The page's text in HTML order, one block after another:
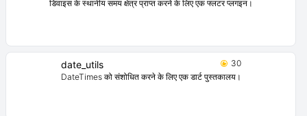
डिवाइस के स्थानीय समय क्षेत्र प्राप्त करने के लिए एक फ्लटर प्लगइन।
date_utils
30
DateTimes को संशोधित करने के लिए एक डार्ट पुस्तकालय।